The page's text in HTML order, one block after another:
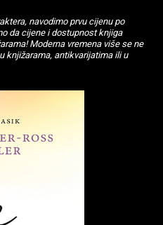
navodimo prvu cijenu po
da cijene i dostupnost knjiga
Moderna vremena više se ne
knjižarama, antikvarijatima ili u